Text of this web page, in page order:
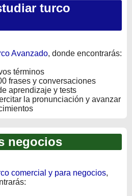
turco
Avanzado, donde encontrarás:
términos
frases y conversaciones
aprendizaje y tests
la pronunciación y avanzar
negocios
comercial y para negocios,